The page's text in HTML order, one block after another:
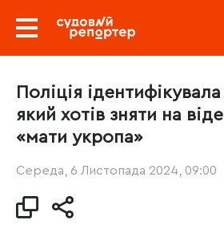
Поліція
який хотів зняти на
«мати укропа»
Середа, 6 Листопада 2024, 09:00